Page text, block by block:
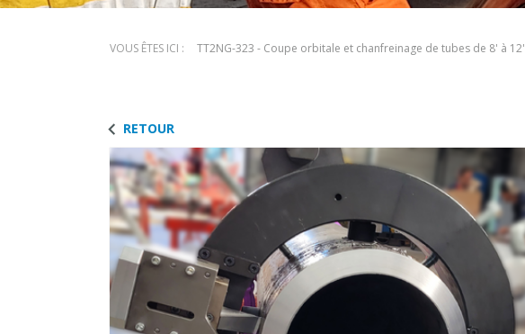
TT2NG-323 - Coupe orbitale et chanfreinage de tubes de 8' à 12'
RETOUR